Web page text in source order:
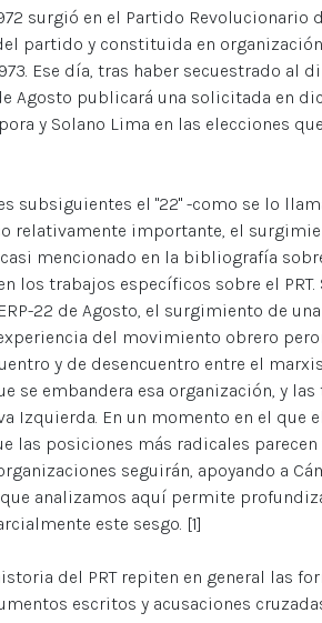
surgió en el Partido Revolucionario
partido y constituida en
Ese día, tras haber secuestrado al
Agosto publicará una solicitada en
y Solano Lima en las elecciones
subsiguientes el "22" -como se lo
relativamente importante, el
mencionado en la bibliografía
los trabajos específicos sobre el
22 de Agosto, el surgimiento de
del movimiento obrero
y de desencuentro entre el
se embandera esa organización, y
Izquierda. En un momento en el que
las posiciones más radicales
seguirán, apoyando a
analizamos aquí permite
este sesgo. [1]
del PRT repiten en general las
escritos y acusaciones